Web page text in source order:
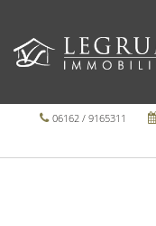
06162 / 9165311